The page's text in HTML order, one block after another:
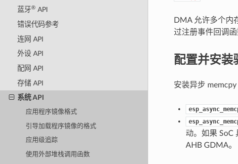
蓝牙®API
错误代码参考
连网 API
外设 API
配网 API
存储 API
系统 API
应用程序镜像格式
引导加载程序镜像的格式
应用级追踪
使用外部堆栈调用函数
DMA 允许多个内
过注册事件回调
配置并安装
安装异步
动。如果 SoC
AHB GDMA。